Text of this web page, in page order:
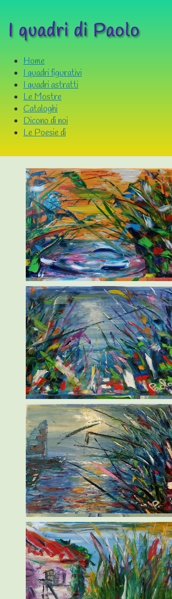
Home
I quadri figurativi
I quadri astratti
Le Mostre
Cataloghi
Dicono di noi
Le Poesie di